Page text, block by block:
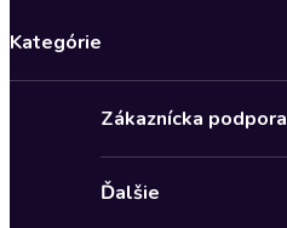
Kategórie
Zákaznícka podpora
Ďalšie